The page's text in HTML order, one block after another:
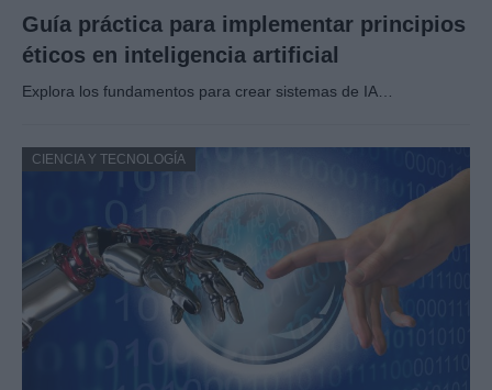
Guía práctica para implementar principios
éticos en inteligencia artificial
Explora los fundamentos para crear sistemas de IA…
CIENCIA Y TECNOLOGÍA